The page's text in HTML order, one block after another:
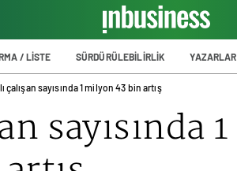
/ LİSTE SÜRDÜRÜLEBİLİRLİK YAZARLAR
çalışan sayısında 1 milyon 43 bin artış
sayısında 1